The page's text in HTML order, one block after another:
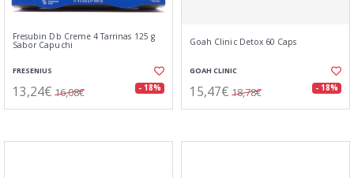
Fresubin Db Creme 4 Tarrinas 125 g
Sabor Capuchi
FRESENIUS
13,24€ 16,08€ - 18%
Goah Clinic Detox 60 Caps
GOAH CLINIC
15,47€ 18,78€ - 18%